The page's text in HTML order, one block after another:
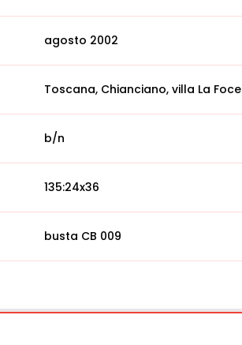
agosto 2002
Toscana, Chianciano, villa La Foce
b/n
135:24x36
busta CB 009